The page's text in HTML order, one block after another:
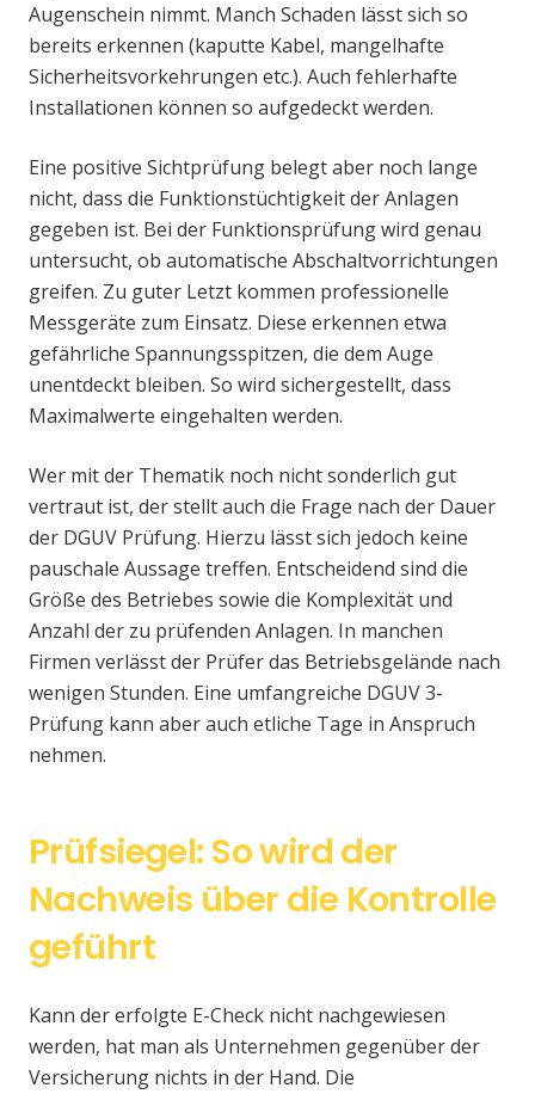
Augenschein nimmt. Manch Schaden lässt sich so
bereits erkennen (kaputte Kabel, mangelhafte
Sicherheitsvorkehrungen etc.). Auch fehlerhafte
Installationen können so aufgedeckt werden.
Eine positive Sichtprüfung belegt aber noch lange
nicht, dass die Funktionstüchtigkeit der Anlagen
gegeben ist. Bei der Funktionsprüfung wird genau
untersucht, ob automatische Abschaltvorrichtungen
greifen. Zu guter Letzt kommen professionelle
Messgeräte zum Einsatz. Diese erkennen etwa
gefährliche Spannungsspitzen, die dem Auge
unentdeckt bleiben. So wird sichergestellt, dass
Maximalwerte eingehalten werden.
Wer mit der Thematik noch nicht sonderlich gut
vertraut ist, der stellt auch die Frage nach der Dauer
der DGUV Prüfung. Hierzu lässt sich jedoch keine
pauschale Aussage treffen. Entscheidend sind die
Größe des Betriebes sowie die Komplexität und
Anzahl der zu prüfenden Anlagen. In manchen
Firmen verlässt der Prüfer das Betriebsgelände nach
wenigen Stunden. Eine umfangreiche DGUV 3-
Prüfung kann aber auch etliche Tage in Anspruch
nehmen.
Prüfsiegel: So wird der
Nachweis über die Kontrolle
geführt
Kann der erfolgte E-Check nicht nachgewiesen
werden, hat man als Unternehmen gegenüber der
Versicherung nichts in der Hand. Die